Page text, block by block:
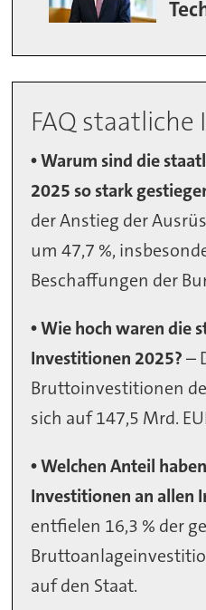
FAQ
• Warum sind die
2025 so stark
der Anstieg der
um 47,7 %,
Beschaffungen der
• Wie hoch waren die
Investitionen 2025?–
Bruttoinvestitionen
sich auf 147,5 Mrd.
• Welchen Anteil
Investitionen an allen
entfielen 16,3 % der
auf den Staat.